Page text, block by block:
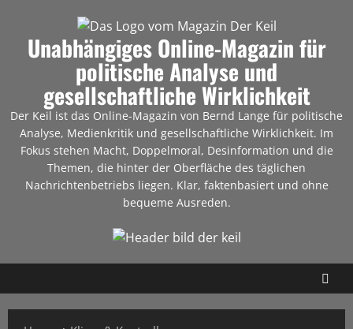
Unabhängiges Online-Magazin für
politische Analyse und
gesellschaftliche Wirklichkeit
Der Keil ist das Online-Magazin von Bernd Lange für politische
Analyse, Medienkritik und gesellschaftliche Wirklichkeit. Im
Fokus stehen Macht, Doppelmoral, Desinformation und die
Themen, die hinter der Oberfläche des täglichen
Nachrichtenbetriebs liegen. Klar, faktenbasiert und ohne
bequeme Ausreden.